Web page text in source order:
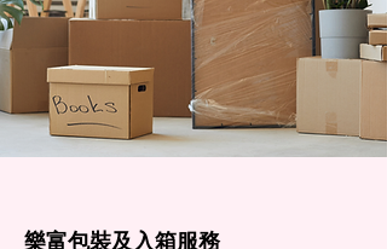
樂富包裝及入箱服務